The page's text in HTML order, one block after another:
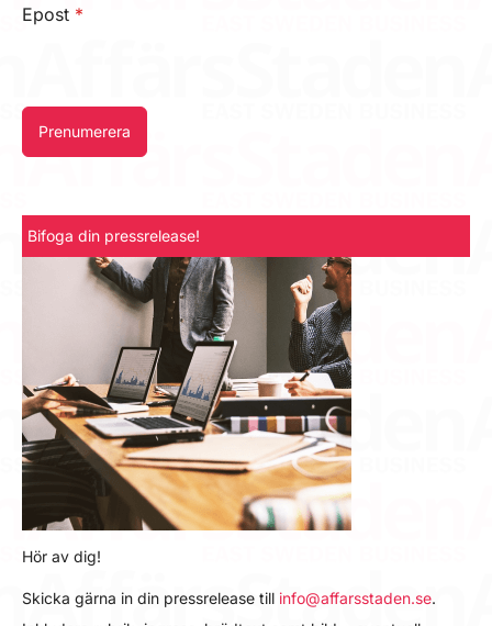
Epost *
Prenumerera
Bifoga din pressrelease!
Hör av dig!
Skicka gärna in din pressrelease till info@affarsstaden.se.